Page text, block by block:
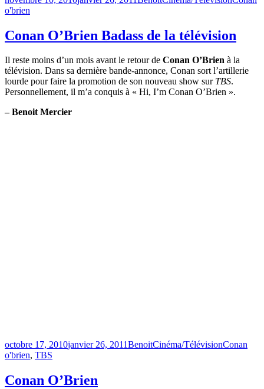
le
o'brien
Conan O’Brien Badass de la télévision
Il reste moins d’un mois avant le retour de Conan O’Brien à la
télévision. Dans sa dernière bande-annonce, Conan sort l’artillerie
lourde pour faire la promotion de son nouveau show sur TBS.
Personnellement, il m’a conquis à « Hi, I’m Conan O’Brien ».
– Benoit Mercier
Publié
le
octobre 17, 2010janvier 26, 2011BenoitCatégories
Cinéma/TélévisionÉtiquettes
Conan
o'brien, TBS
Conan O’Brien